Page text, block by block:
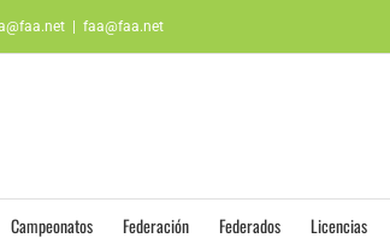
faa@faa.net
Campeonatos Federación Federados Licencias